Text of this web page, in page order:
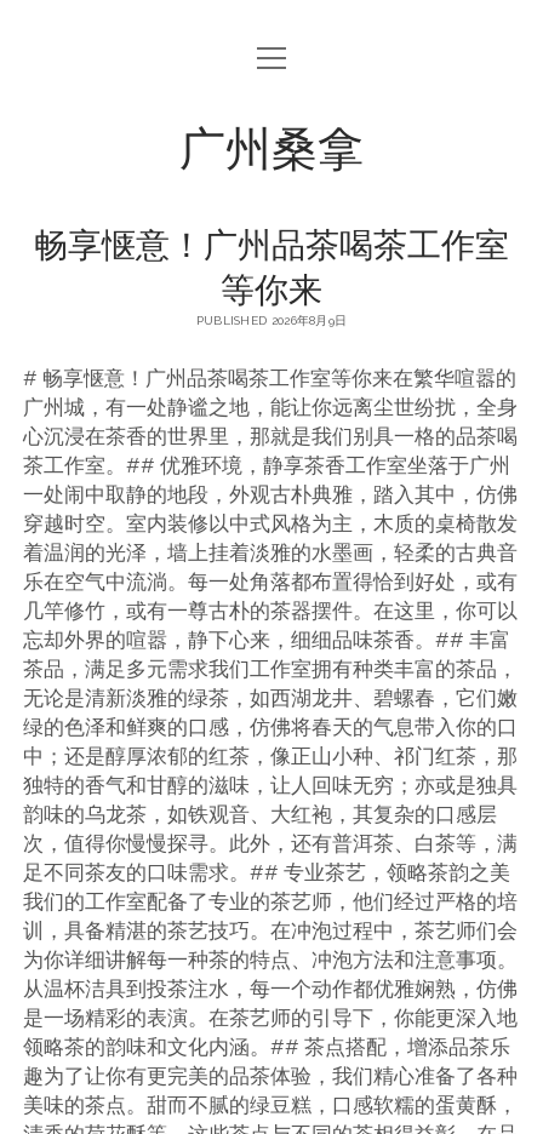
open
menu
广州桑拿
畅享惬意！广州品茶喝茶工作室
等你来
PUBLISHED 2026年8月9日
# 畅享惬意！广州品茶喝茶工作室等你来在繁华喧嚣的
广州城，有一处静谧之地，能让你远离尘世纷扰，全身
心沉浸在茶香的世界里，那就是我们别具一格的品茶喝
茶工作室。## 优雅环境，静享茶香工作室坐落于广州
一处闹中取静的地段，外观古朴典雅，踏入其中，仿佛
穿越时空。室内装修以中式风格为主，木质的桌椅散发
着温润的光泽，墙上挂着淡雅的水墨画，轻柔的古典音
乐在空气中流淌。每一处角落都布置得恰到好处，或有
几竿修竹，或有一尊古朴的茶器摆件。在这里，你可以
忘却外界的喧嚣，静下心来，细细品味茶香。## 丰富
茶品，满足多元需求我们工作室拥有种类丰富的茶品，
无论是清新淡雅的绿茶，如西湖龙井、碧螺春，它们嫩
绿的色泽和鲜爽的口感，仿佛将春天的气息带入你的口
中；还是醇厚浓郁的红茶，像正山小种、祁门红茶，那
独特的香气和甘醇的滋味，让人回味无穷；亦或是独具
韵味的乌龙茶，如铁观音、大红袍，其复杂的口感层
次，值得你慢慢探寻。此外，还有普洱茶、白茶等，满
足不同茶友的口味需求。## 专业茶艺，领略茶韵之美
我们的工作室配备了专业的茶艺师，他们经过严格的培
训，具备精湛的茶艺技巧。在冲泡过程中，茶艺师们会
为你详细讲解每一种茶的特点、冲泡方法和注意事项。
从温杯洁具到投茶注水，每一个动作都优雅娴熟，仿佛
是一场精彩的表演。在茶艺师的引导下，你能更深入地
领略茶的韵味和文化内涵。## 茶点搭配，增添品茶乐
趣为了让你有更完美的品茶体验，我们精心准备了各种
美味的茶点。甜而不腻的绿豆糕，口感软糯的蛋黄酥，